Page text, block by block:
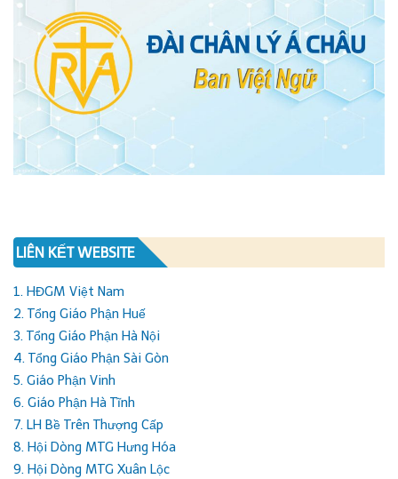
LIÊN KẾT WEBSITE
1. HĐGM Việt Nam
2. Tổng Giáo Phận Huế
3. Tổng Giáo Phận Hà Nội
4. Tổng Giáo Phận Sài Gòn
5. Giáo Phận Vinh
6. Giáo Phận Hà Tĩnh
7. LH Bề Trên Thượng Cấp
8. Hội Dòng MTG Hưng Hóa
9. Hội Dòng MTG Xuân Lộc